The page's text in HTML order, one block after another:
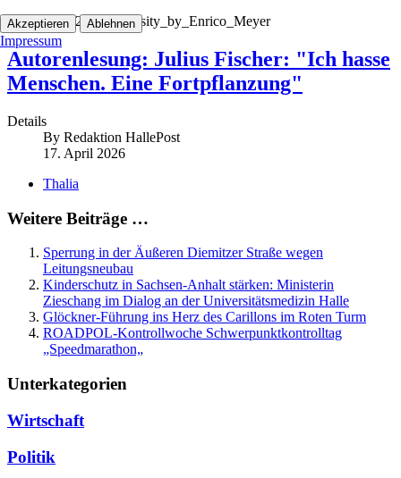
Julius2023 Divörsity_by_Enrico_Meyer
Autorenlesung: Julius Fischer: "Ich hasse
Menschen. Eine Fortpflanzung"
Details
By Redaktion HallePost
17. April 2026
Thalia
Weitere Beiträge …
Sperrung in der Äußeren Diemitzer Straße wegen
Leitungsneubau
Kinderschutz in Sachsen-Anhalt stärken: Ministerin
Zieschang im Dialog an der Universitätsmedizin Halle
Glöckner-Führung ins Herz des Carillons im Roten Turm
ROADPOL-Kontrollwoche Schwerpunktkontrolltag
„Speedmarathon„
Unterkategorien
Wirtschaft
Politik
Akzeptieren Ablehnen
Impressum